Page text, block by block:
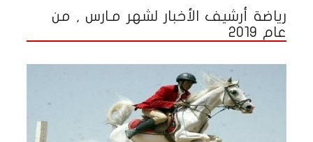
رياضة أرشيف الأخبار لشهر مـارس , من
عام 2019